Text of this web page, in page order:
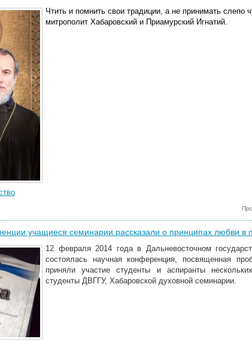
Чтить и помнить свои традиции, а не принимать слепо
митрополит Хабаровский и Приамурский Игнатий.
учащиеся семинарии рассказали о принципах любви в
12 февраля 2014 года в Дальневосточном
состоялась научная конференция, посвященная
приняли участие студенты и аспиранты
студенты ДВГГУ, Хабаровской духовной семинарии.